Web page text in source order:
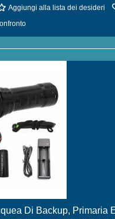
Aggiungi alla lista dei desideri
Di Backup, Primaria